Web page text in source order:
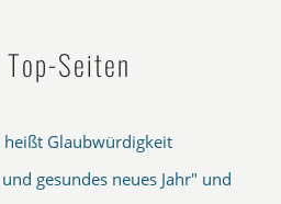
Seiten
Glaubwürdigkeit
gesundes neues Jahr" und